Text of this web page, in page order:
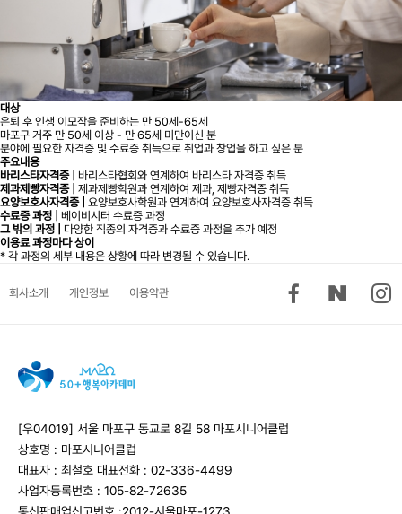
대상
은퇴 후 인생 이모작을 준비하는 만 50세-65세
마포구 거주 만 50세 이상 - 만 65세 미만이신 분
분야에 필요한 자격증 및 수료증 취득으로 취업과 창업을 하고 싶은 분
주요내용
바리스타자격증 | 바리스타협회와 연계하여 바리스타 자격증 취득
제과제빵자격증 | 제과제빵학원과 연계하여 제과, 제빵자격증 취득
요양보호사자격증 | 요양보호사학원과 연계하여 요양보호사자격증 취득
수료증 과정 | 베이비시터 수료증 과정
그 밖의 과정 | 다양한 직종의 자격증과 수료증 과정을 추가 예정
이용료과정마다 상이
* 각 과정의 세부 내용은 상황에 따라 변경될 수 있습니다.
회사소개 개인정보 이용약관
[우04019] 서울 마포구 동교로 8길 58 마포시니어클럽
상호명 : 마포시니어클럽
대표자 : 최철호 대표전화 : 02-336-4499
사업자등록번호 : 105-82-72635